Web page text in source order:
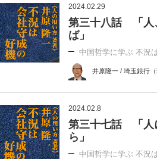
2024.02.29
第三十八話 「人
ば」
中国哲学に学ぶ 不況
井原隆一 / 埼玉銀行
2024.02.8
第三十七話 「人
ら」
中国哲学に学ぶ 不況